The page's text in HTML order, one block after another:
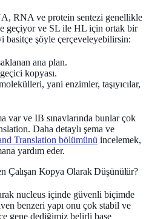
RNA ve protein sentezi genellikle
geçiyor ve SL ile HL için ortak bir
basitçe şöyle çerçeveleyebilirsin:
ana plan.
kopyası.
yani enzimler, taşıyıcılar,
var ve IB sınavlarında bunlar çok
. Daha detaylı şema ve
Translation bölümünü incelemek,
yardım eder.
Çalışan Kopya Olarak Düşünülür?
nucleus içinde güvenli biçimde
benzeri yapı onu çok stabil ve
gene dediğimiz belirli base